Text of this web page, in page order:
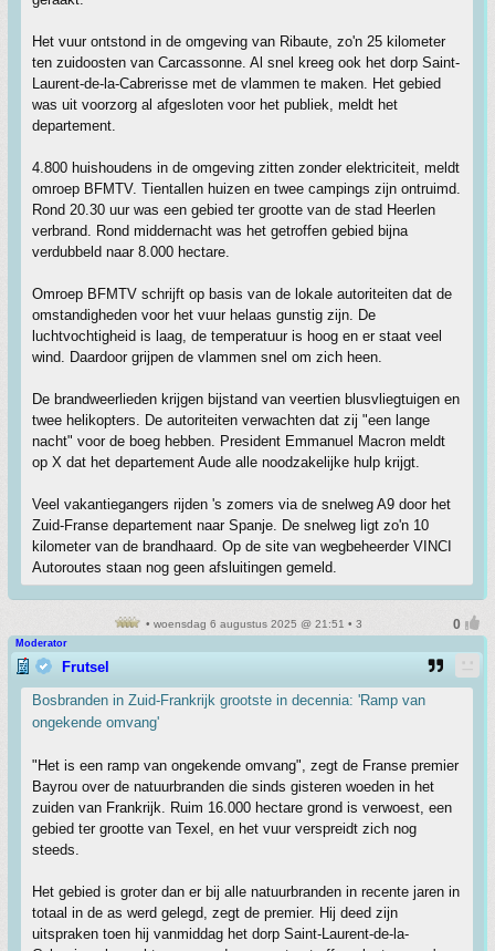
Het vuur ontstond in de omgeving van Ribaute, zo'n 25 kilometer
ten zuidoosten van Carcassonne. Al snel kreeg ook het dorp Saint-
Laurent-de-la-Cabrerisse met de vlammen te maken. Het gebied
was uit voorzorg al afgesloten voor het publiek, meldt het
departement.
4.800 huishoudens in de omgeving zitten zonder elektriciteit, meldt
omroep BFMTV. Tientallen huizen en twee campings zijn ontruimd.
Rond 20.30 uur was een gebied ter grootte van de stad Heerlen
verbrand. Rond middernacht was het getroffen gebied bijna
verdubbeld naar 8.000 hectare.
Omroep BFMTV schrijft op basis van de lokale autoriteiten dat de
omstandigheden voor het vuur helaas gunstig zijn. De
luchtvochtigheid is laag, de temperatuur is hoog en er staat veel
wind. Daardoor grijpen de vlammen snel om zich heen.
De brandweerlieden krijgen bijstand van veertien blusvliegtuigen en
twee helikopters. De autoriteiten verwachten dat zij "een lange
nacht" voor de boeg hebben. President Emmanuel Macron meldt
op X dat het departement Aude alle noodzakelijke hulp krijgt.
Veel vakantiegangers rijden 's zomers via de snelweg A9 door het
Zuid-Franse departement naar Spanje. De snelweg ligt zo'n 10
kilometer van de brandhaard. Op de site van wegbeheerder VINCI
Autoroutes staan nog geen afsluitingen gemeld.
• woensdag 6 augustus 2025 @ 21:51 • 3
Moderator
Frutsel
Bosbranden in Zuid-Frankrijk grootste in decennia: 'Ramp van
ongekende omvang'
"Het is een ramp van ongekende omvang", zegt de Franse premier
Bayrou over de natuurbranden die sinds gisteren woeden in het
zuiden van Frankrijk. Ruim 16.000 hectare grond is verwoest, een
gebied ter grootte van Texel, en het vuur verspreidt zich nog
steeds.
Het gebied is groter dan er bij alle natuurbranden in recente jaren in
totaal in de as werd gelegd, zegt de premier. Hij deed zijn
uitspraken toen hij vanmiddag het dorp Saint-Laurent-de-la-